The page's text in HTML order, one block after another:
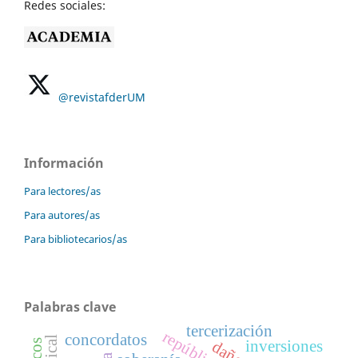
Redes sociales:
@revistafderUM
Información
Para lectores/as
Para autores/as
Para bibliotecarios/as
Palabras clave
inversiones
tercerización
concordatos